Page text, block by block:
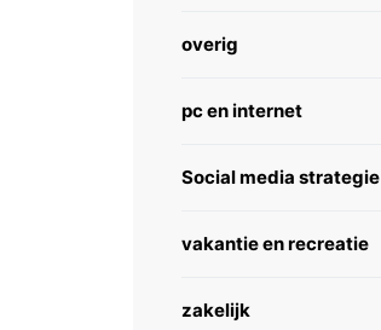
overig
pc en internet
Social media strategie
vakantie en recreatie
zakelijk